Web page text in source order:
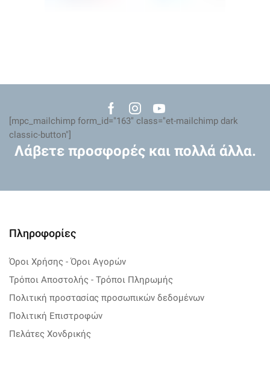
Facebook
Instagram
Youtube
[mpc_mailchimp form_id="163" class="et-mailchimp dark
classic-button"]
Λάβετε προσφορές και πολλά άλλα.
Πληροφορίες
Όροι Χρήσης - Όροι Αγορών
Τρόποι Αποστολής - Τρόποι Πληρωμής
Πολιτική προστασίας προσωπικών δεδομένων
Πολιτική Επιστροφών
Πελάτες Χονδρικής